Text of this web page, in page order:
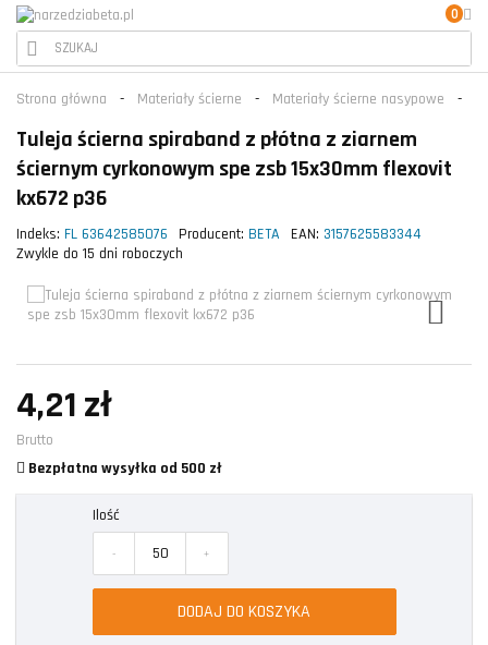
0
Strona główna Materiały ścierne Materiały ścierne nasypowe
Tuleja ścierna spiraband z płótna z ziarnem
ściernym cyrkonowym spe zsb 15x30mm flexovit
kx672 p36
Indeks: FL 63642585076 Producent: BETA EAN: 3157625583344
Zwykle do 15 dni roboczych
4,21 zł
Brutto
Bezpłatna wysyłka od 500 zł
Ilość
- +
DODAJ DO KOSZYKA